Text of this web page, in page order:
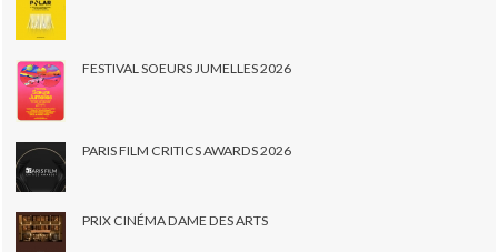
FESTIVAL SOEURS JUMELLES 2026
PARIS FILM CRITICS AWARDS 2026
PRIX CINÉMA DAME DES ARTS